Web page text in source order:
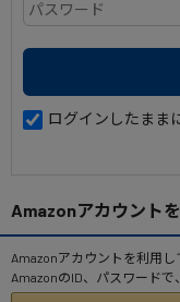
ログインしたまま
Amazonアカウント
Amazonアカウントを利用し
AmazonのID、パスワードで